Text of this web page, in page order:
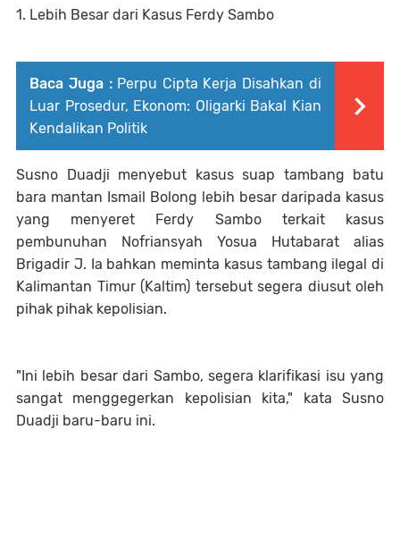
1. Lebih Besar dari Kasus Ferdy Sambo
Baca Juga : Perpu Cipta Kerja Disahkan di
Luar Prosedur, Ekonom: Oligarki Bakal Kian
Kendalikan Politik
Susno Duadji menyebut kasus suap tambang batu
bara mantan Ismail Bolong lebih besar daripada kasus
yang menyeret Ferdy Sambo terkait kasus
pembunuhan Nofriansyah Yosua Hutabarat alias
Brigadir J. Ia bahkan meminta kasus tambang ilegal di
Kalimantan Timur (Kaltim) tersebut segera diusut oleh
pihak pihak kepolisian.
"Ini lebih besar dari Sambo, segera klarifikasi isu yang
sangat menggegerkan kepolisian kita," kata Susno
Duadji baru-baru ini.